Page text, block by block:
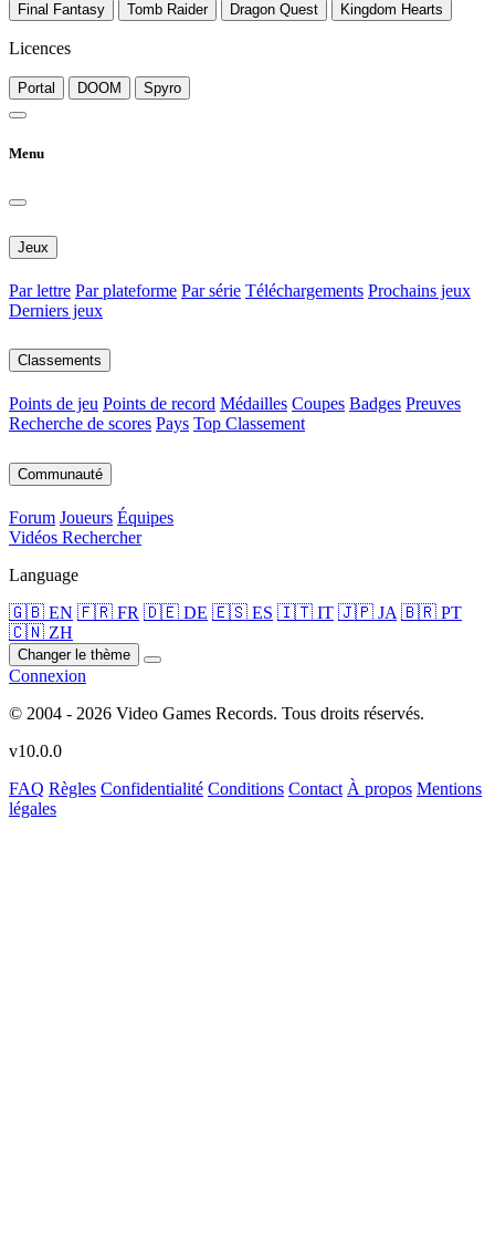
Final Fantasy Tomb Raider Dragon Quest Kingdom Hearts
Licences
Portal DOOM Spyro
Menu
Jeux
Par lettre Par plateforme Par série Téléchargements Prochains jeux
Derniers jeux
Classements
Points de jeu Points de record Médailles Coupes Badges Preuves
Recherche de scores Pays Top Classement
Communauté
Forum Joueurs Équipes
Vidéos Rechercher
Language
🇬🇧 EN 🇫🇷 FR 🇩🇪 DE 🇪🇸 ES 🇮🇹 IT 🇯🇵 JA 🇧🇷 PT
🇨🇳 ZH
Changer le thème
Connexion
© 2004 - 2026 Video Games Records. Tous droits réservés.
v10.0.0
FAQ Règles Confidentialité Conditions Contact À propos Mentions
légales